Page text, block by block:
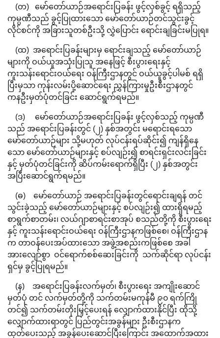
(တ) မော်တော်ယာဉ်အရောင်းပြခန်း ဖွင့်လှစ်ခွင့် ရရှိသည့်
ကုမ္ပဏီသည် ခွင့်ပြုထားသော မော်တော်ယာဉ်တင်သွင်းခွင့်
လိုင်စင်ကို အခြားသူတစ်ဦးသို့ လွှဲပြောင်း ရောင်းချခြင်းမပြုရ။
(ထ) အရောင်းပြခန်းများမှ ရောင်းချသည့် မော်တော်ယာဉ်
များကို ဝယ်ယူအသုံးပြုသူ အနေဖြင့် စီးပွားရေးနှင့်
ကူးသန်းရောင်းဝယ်ရေး ဝန်ကြီးဌာနတွင် ဝယ်ယူခွင့်ပါမစ် ရရှိ
ပြီးမှသာ ကုန်းလမ်းပို့ဆောင်ရေး ညွှန်ကြားမှုဦးစီးဌာနတွင်
ကနဦးမှတ်ပုံတင်ခြင်း ဆောင်ရွက်ရမည်။
(ဒ) မော်တော်ယာဉ်အရောင်းပြခန်း ဖွင့်လှစ်သည့် ကုမ္ပဏီ
သည် အရောင်းပြခန်းတွင် (၂) နှစ်အတွင်း မရောင်းရသော
မော်တော်ယာဉ်များ သို့မဟုတ် လုပ်ငန်းရပ်ဆိုင်း၍ ကျန်ရှိနေ
သော မော်တော်ယာဉ်များနှင့် စပ်လျဉ်း၍ စာရင်းရှင်းလင်းခြင်း
နှင့် မှတ်ပုံတင်ခြင်းကို ဆိပ်ကမ်းရောက်ရှိပြီး (၂) နှစ်အတွင်း
အပြီးဆောင်ရွက်ရမည်။
(ဓ) မော်တော်ယာဉ် အရောင်းပြခန်းတွင်ရောင်းချရန် တင်
သွင်းခဲ့သည့် မော်တော်ယာဉ်များနှင့် စပ်လျဉ်း၍ ထားရှိရမည့်
စာရွက်စာတမ်း၊ လယ်ဂျာစာရင်းစာအုပ် စသည်တို့ကို စီးပွားရေး
နှင့် ကူးသန်းရောင်းဝယ်ရေး ဝန်ကြီးဌာနကဖြစ်စေ၊ ဝန်ကြီးဌာန
က တာဝန်ပေးအပ်ထားသော အဖွဲ့အစည်းကဖြစ်စေ အခါ
အားလျော်စွာ ဝင်ရောက်စစ်ဆေးခြင်းကို သက်ဆိုင်ရာ လုပ်ငန်း
ရှင်မှ ခွင့်ပြုရမည်။
(န) အရောင်းပြခန်းလက်မှတ်၊ စီးပွားရေး အကျိုးဆောင်
မှတ်ပုံ တင် လက်မှတ်တို့ကို သက်တမ်းမကုန်မီ ၉၀ ရက်ကြို
တင်၍ သက်တမ်းတိုးမြှင့်ပေးရန် လျှောက်ထားနိုင်ပြီး ထိုသို့
လျှောက်ထားရာတွင် ပြည်တွင်းအခွန်များ ဦးစီးဌာနက
ထုတ်ပေးသည့် အခွန်ပေးဆောင်ပြီးကြောင်း အထောက်အထား